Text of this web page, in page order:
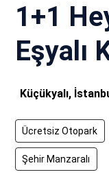
1+1
Eşyalı
Küçükyalı,
Ücretsiz Otopark
Şehir Manzaralı